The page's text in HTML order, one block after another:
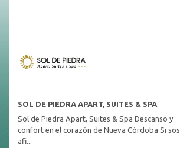
SOL DE PIEDRA APART, SUITES & SPA
Sol de Piedra Apart, Suites & Spa Descanso y
confort en el corazón de Nueva Córdoba Si sos
afi...